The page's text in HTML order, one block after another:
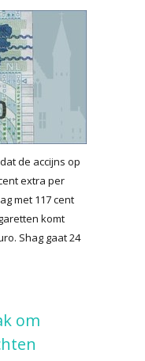
de accijns op
extra per
met 117 cent
komt
Shag gaat 24
om